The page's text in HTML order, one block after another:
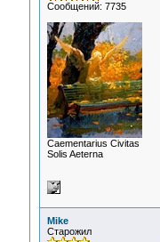
Сообщений: 7735
Сaementarius Civitas
Solis Aeterna
Mike
Старожил